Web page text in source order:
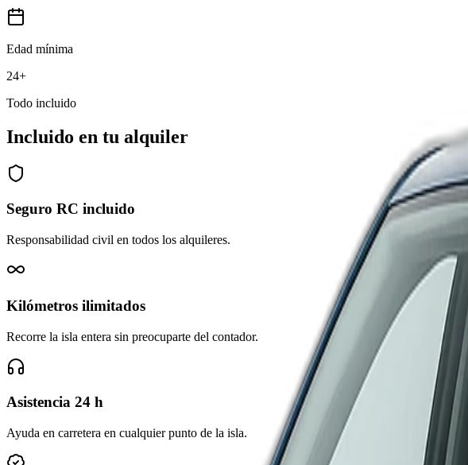
Edad mínima
24+
Todo incluido
Incluido en tu alquiler
Seguro RC incluido
Responsabilidad civil en todos los alquileres.
Kilómetros ilimitados
Recorre la isla entera sin preocuparte del contador.
Asistencia 24 h
Ayuda en carretera en cualquier punto de la isla.